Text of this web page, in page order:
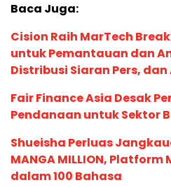
Baca Juga:
Cision Raih MarTech
untuk Pemantauan dan
Distribusi Siaran Pers, dan
Fair Finance Asia Desak
Pendanaan untuk Sektor
Shueisha Perluas
MANGA MILLION,
dalam 100 Bahasa